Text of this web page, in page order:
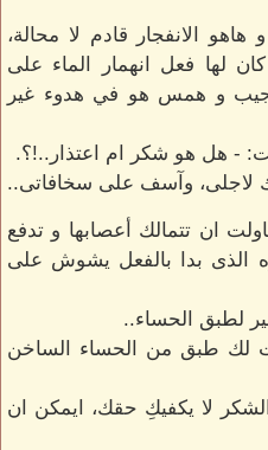
الانفجار قادم لا محالة،
لها فعل انهمار الماء على
و همس هو في هدوء غير
- هل هو شكر ام اعتذار..!؟.
لاجلى، وآسف على سخافاتى..
ان تتمالك أعصابها و تدفع
الذى بدا بالفعل يشوش على
لطبق الحساء..
لك طبق من الحساء الساخن
لا يكفيكِ حقك، ايمكن ان